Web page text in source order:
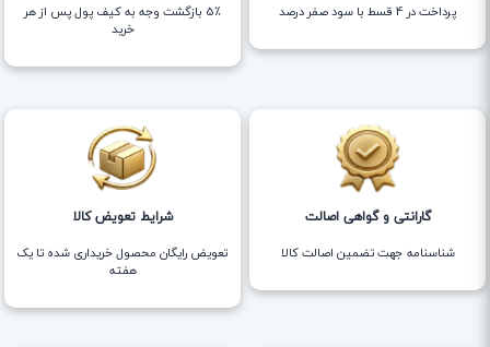
پرداخت در 4 قسط با سود صفر درصد
5٪ بازگشت وجه به کیف پول پس از هر
خرید
گارانتی و گواهی اصالت
شناسنامه جهت تضمین اصالت کالا
شرایط تعویض کالا
تعویض رایگان محصول خریداری شده تا یک
هفته